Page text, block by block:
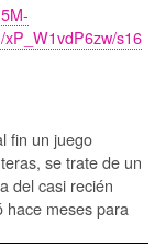
s16
fin un juego
se trate de un
del casi recién
hace meses para